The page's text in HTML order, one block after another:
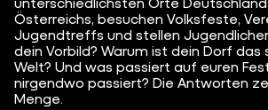
Österreichs, besuchen Volksfeste,
Jugendtreffs und stellen
dein Vorbild? Warum ist dein Dorf
Welt? Und was passiert auf euren
nirgendwo passiert? Die Antworten
Menge.